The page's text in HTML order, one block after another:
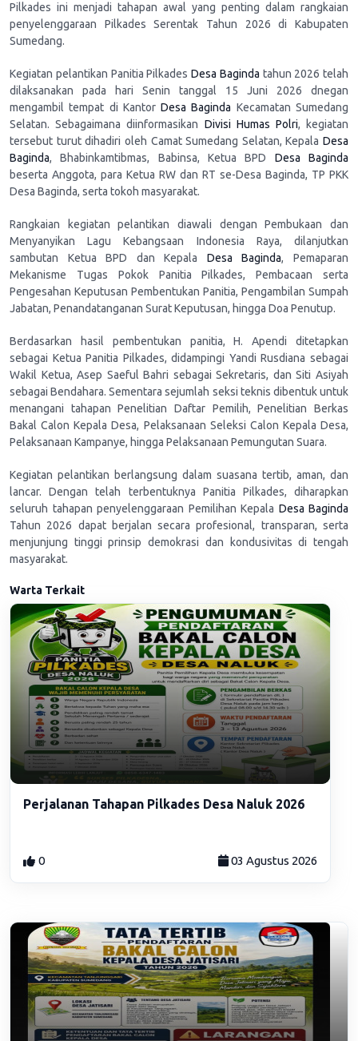
Pilkades ini menjadi tahapan awal yang penting dalam rangkaian
penyelenggaraan Pilkades Serentak Tahun 2026 di Kabupaten
Sumedang.
Kegiatan pelantikan Panitia Pilkades Desa Baginda tahun 2026 telah
dilaksanakan pada hari Senin tanggal 15 Juni 2026 dnegan
mengambil tempat di KantorDesa Baginda Kecamatan Sumedang
Selatan. Sebagaimana diinformasikan Divisi Humas Polri, kegiatan
tersebut turut dihadiri oleh Camat Sumedang Selatan, Kepala Desa
Baginda, Bhabinkamtibmas, Babinsa, Ketua BPD Desa Baginda
beserta Anggota, para Ketua RW dan RT se-Desa Baginda, TP PKK
Desa Baginda, serta tokoh masyarakat.
Rangkaian kegiatan pelantikan diawali dengan Pembukaan dan
Menyanyikan Lagu Kebangsaan Indonesia Raya, dilanjutkan
sambutan Ketua BPD dan Kepala Desa Baginda, Pemaparan
Mekanisme Tugas Pokok Panitia Pilkades, Pembacaan serta
Pengesahan Keputusan Pembentukan Panitia, Pengambilan Sumpah
Jabatan, Penandatanganan Surat Keputusan, hingga Doa Penutup.
Berdasarkan hasil pembentukan panitia, H. Apendi ditetapkan
sebagai Ketua Panitia Pilkades, didampingi Yandi Rusdiana sebagai
Wakil Ketua, Asep Saeful Bahri sebagai Sekretaris, dan Siti Asiyah
sebagai Bendahara. Sementara sejumlah seksi teknis dibentuk untuk
menangani tahapan Penelitian Daftar Pemilih, Penelitian Berkas
Bakal Calon Kepala Desa, Pelaksanaan Seleksi Calon Kepala Desa,
Pelaksanaan Kampanye, hingga Pelaksanaan Pemungutan Suara.
Kegiatan pelantikan berlangsung dalam suasana tertib, aman, dan
lancar. Dengan telah terbentuknya Panitia Pilkades, diharapkan
seluruh tahapan penyelenggaraan Pemilihan Kepala Desa Baginda
Tahun 2026 dapat berjalan secara profesional, transparan, serta
menjunjung tinggi prinsip demokrasi dan kondusivitas di tengah
masyarakat.
Warta Terkait
Perjalanan Tahapan Pilkades Desa Naluk 2026
0 03 Agustus 2026